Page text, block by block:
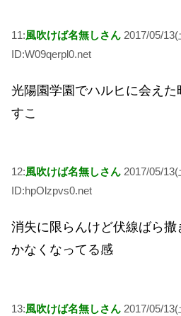
11:風吹けば名無しさん 2017/05/
ID:W09qerpl0.net
光陽園学園でハルヒに会え
すこ
12:風吹けば名無しさん 2017/05/
ID:hpOlzpvs0.net
消失に限らんけど伏線ばら
かなくなってる感
13:風吹けば名無しさん 2017/05/